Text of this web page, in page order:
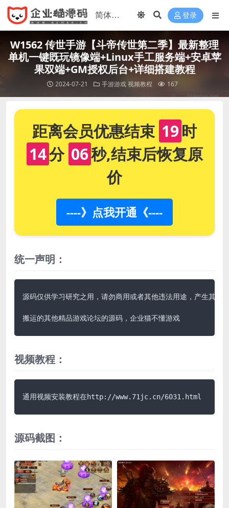
登录
W1562 传世手游【斗帝传世第二季】最新整理
单机一键既玩镜像端+Linux手工服务端+安卓苹
果双端+GM授权后台+详细搭建教程
2024-07-21 手游游戏视频教程 167
距离会员优惠结束 19时
14分 06秒,结束后恢复原
价
----》点我开通《----
统一声明：
源码仅供学习研究之用，请勿商用或者其他违法用途，产生其他
搬运的其他精品游戏论坛的源码，企业猫不懂游戏
视频教程：
通用视频安装教程在http://www.71jc.cn/6031.html
源码截图：